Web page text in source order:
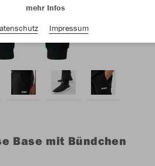
Base mit Bündchen
mehr Infos
Impressum